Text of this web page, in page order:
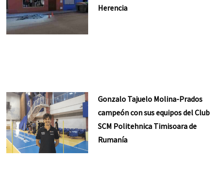
Herencia
Gonzalo Tajuelo Molina-Prados
campeón con sus equipos del Club
SCM Politehnica Timisoara de
Rumanía